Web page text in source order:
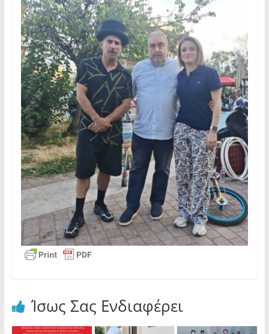
Ίσως Σας Ενδιαφέρει